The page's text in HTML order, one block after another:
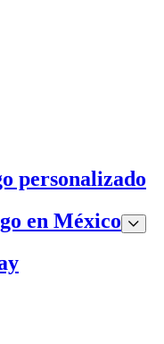
personalizado
en México